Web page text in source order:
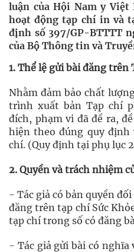
luận của Hội Nam y Việt
hoạt động tạp chí in và
định số 397/GP-BTTTT
của Bộ Thông tin và
1. Thể lệ gửi bài đăng trên
Nhằm đảm bảo chất
trình xuất bản Tạp chí
đích, phạm vi đã đề ra,
hiện theo đúng quy định
chí. (Quy định tại phụ lục
2. Quyền và trách nhiệm
- Tác giả có bản quyền
đăng trên tạp chí Sức
tạp chí trong số có đăng
- Tác giả gửi bài có nghĩa